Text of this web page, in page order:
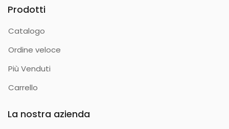
Prodotti
Catalogo
Ordine veloce
Più Venduti
Carrello
La nostra azienda